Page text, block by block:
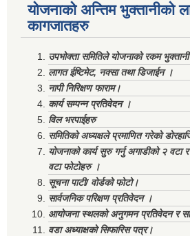
योजनाको अन्तिम भुक्तानीको
कागजातहरु
उपभोक्ता समितिले योजनाको रकम
लागत ईष्टिमेट, नक्सा तथा डिजाईन ।
नापी निरिक्षण फाराम।
कार्य सम्पन्न प्रतिवेदन ।
विल भरपाईहरु
समितिको अध्यक्षले प्रमाणित गरेको
योजनाको कार्य सुरु गर्नु अगाडीको २ वटा
वटा फोटोहरु ।
सूचना पाटी/ वोर्डको फोटो।
सार्वजनिक परिक्षण प्रतिवेदन ।
आयोजना स्थलको अनुगमन प्रतिवेदन र
वडा अध्याक्षको सिफारिस पत्र।